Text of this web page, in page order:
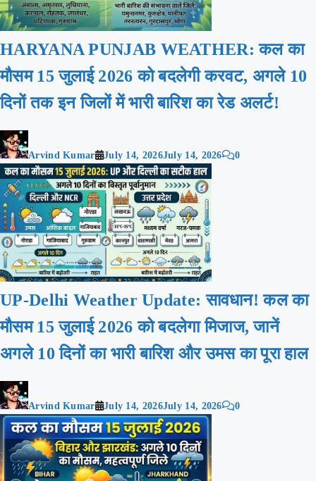
HARYANA PUNJAB WEATHER: कल का
मौसम 15 जुलाई 2026 को बदलेगी करवट, अगले 10
दिनों तक इन जिलों में भारी बारिश का रेड अलर्ट!
Arvind Kumar July 14, 2026July 14, 2026 0
UP-Delhi Weather Update: सावधान! कल का
मौसम 15 जुलाई 2026 को बदलेगा मिजाज, जानें
अगले 10 दिनों का भारी बारिश और उमस का पूरा हाल
Arvind Kumar July 14, 2026July 14, 2026 0